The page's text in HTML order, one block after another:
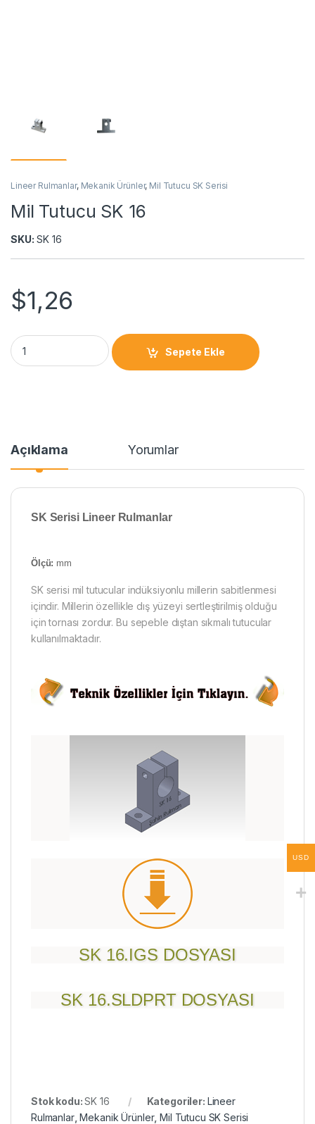
Lineer Rulmanlar, Mekanik Ürünler, Mil Tutucu SK Serisi
Mil Tutucu SK 16
SKU: SK 16
$1,26
Sepete Ekle
Açıklama Yorumlar
SK Serisi Lineer Rulmanlar
Ölçü: mm
SK serisi mil tutucular indüksiyonlu millerin sabitlenmesi
içindir. Millerin özellikle dış yüzeyi sertleştirilmiş olduğu
için tornası zordur. Bu sepeble dıştan sıkmalı tutucular
kullanılmaktadır.
SK 16.IGS DOSYASI
SK 16.SLDPRT DOSYASI
Stok kodu:SK 16 Kategoriler: Lineer
Rulmanlar,Mekanik Ürünler,Mil Tutucu SK Serisi
USD